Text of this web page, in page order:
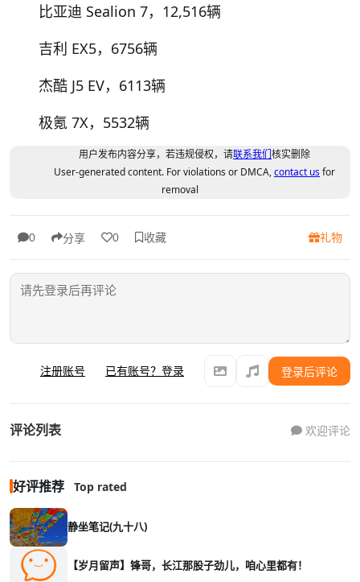
比亚迪 Sealion 7，12,516辆
吉利 EX5，6756辆
杰酷 J5 EV，6113辆
极氪 7X，5532辆
用户发布内容分享，若违规侵权，请联系我们核实删除
User-generated content. For violations or DMCA,contact usfor
removal
0 分享 0 收藏 礼物
注册账号 已有账号？登录 登录后评论
评论列表 欢迎评论
好评推荐 Top rated
静坐笔记(九十八)
【岁月留声】锋哥，长江那股子劲儿，咱心里都有！